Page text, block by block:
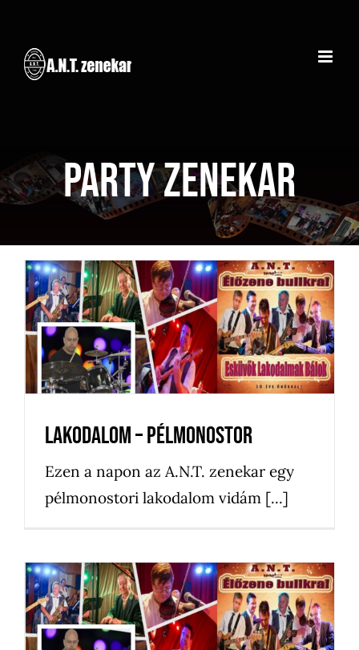
Party zenekar
Lakodalom – Pélmonostor
Lakodalom – Pélmonostor
Ezen a napon az A.N.T. zenekar egy
pélmonostori lakodalom vidám [...]
Lakodalom – Csór